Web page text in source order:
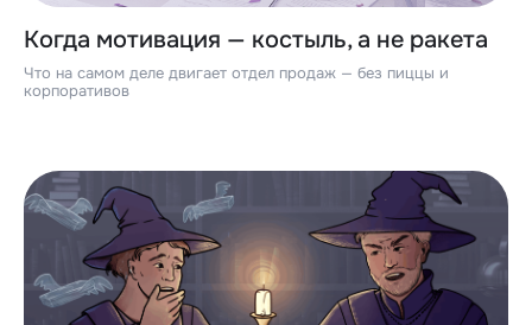
Когда мотивация — костыль, а не ракета
Что на самом деле двигает отдел продаж — без пиццы и
корпоративов